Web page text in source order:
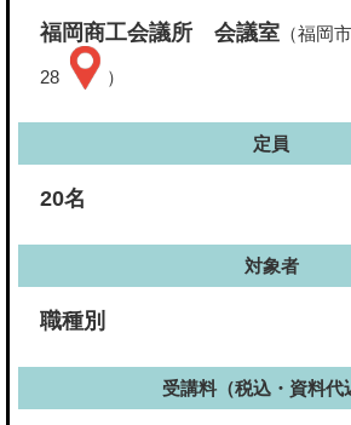
福岡商工会議所 会議室 （福岡
28 ）
定員
20名
対象者
職種別
受講料（税込・資料代